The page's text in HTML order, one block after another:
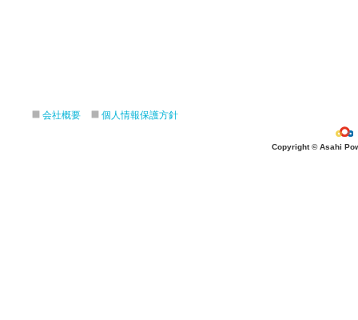
会社概要 個人情報保護方針
Copyright © Asahi